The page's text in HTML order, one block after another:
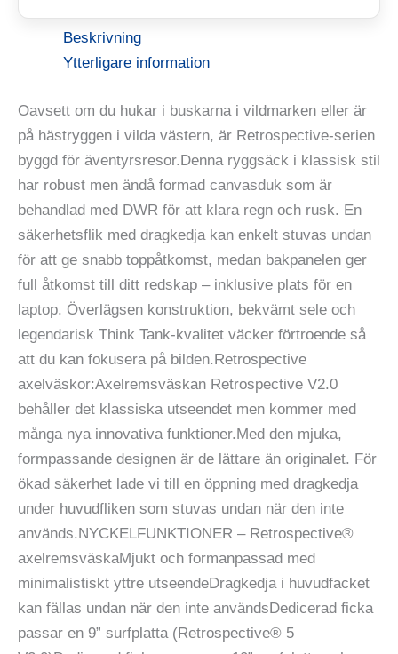
Beskrivning
Ytterligare information
Oavsett om du hukar i buskarna i vildmarken eller är
på hästryggen i vilda västern, är Retrospective-serien
byggd för äventyrsresor.Denna ryggsäck i klassisk stil
har robust men ändå formad canvasduk som är
behandlad med DWR för att klara regn och rusk. En
säkerhetsflik med dragkedja kan enkelt stuvas undan
för att ge snabb toppåtkomst, medan bakpanelen ger
full åtkomst till ditt redskap – inklusive plats för en
laptop. Överlägsen konstruktion, bekvämt sele och
legendarisk Think Tank-kvalitet väcker förtroende så
att du kan fokusera på bilden.Retrospective
axelväskor:Axelremsväskan Retrospective V2.0
behåller det klassiska utseendet men kommer med
många nya innovativa funktioner.Med den mjuka,
formpassande designen är de lättare än originalet. För
ökad säkerhet lade vi till en öppning med dragkedja
under huvudfliken som stuvas undan när den inte
används.NYCKELFUNKTIONER – Retrospective®
axelremsväskaMjukt och formanpassad med
minimalistiskt yttre utseendeDragkedja i huvudfacket
kan fällas undan när den inte användsDedicerad ficka
passar en 9” surfplatta (Retrospective® 5